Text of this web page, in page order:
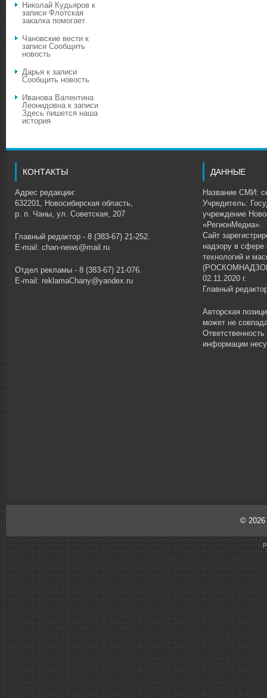
Николай Кудьяров к
записи Флотская
закалка помогает
Чановские вести к
записи Сообщить
новость
Дарья к записи
Сообщить новость
Иванова Валентина
Леонидовнак записи
Здесь пишется наша
история
КОНТАКТЫ
Адрес редакции:
632201, Новосибирская область,
р. п. Чаны, ул. Советская, 207
Главный редактор - 8 (383-67) 21-252.
E-mail: chan-news@mail.ru
Отдел рекламы - 8 (383-67) 21-076.
E-mail: reklamaChany@yandex.ru
ДАННЫЕ
Название СМИ:
Учредитель:
учреждение
«РегионМедиа».
Сайт
надзору в
технологий и
02.11.2020 г.
Главный
Авторская
может не
информации
© 2026